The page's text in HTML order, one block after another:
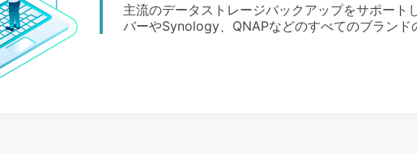
主流のデータストレージバックアップをサポー
バーやSynology、QNAPなどのすべてのブランド